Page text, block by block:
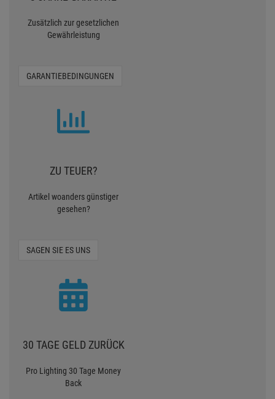
Zusätzlich zur gesetzlichen
Gewährleistung
GARANTIEBEDINGUNGEN
ZU TEUER?
Artikel woanders günstiger
gesehen?
SAGEN SIE ES UNS
30 TAGE GELD ZURÜCK
Pro Lighting 30 Tage Money
Back